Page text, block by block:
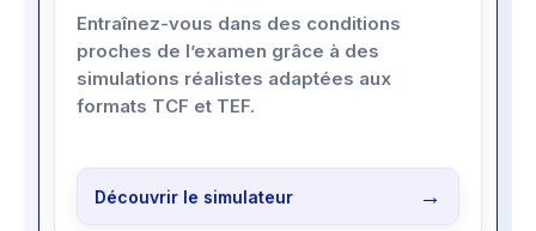
Entraînez-vous dans des conditions
proches de l’examen grâce à des
simulations réalistes adaptées aux
formats TCF et TEF.
Découvrir le simulateur